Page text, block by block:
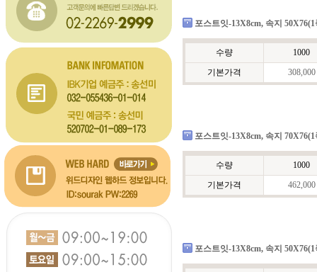
포스트잇-13X8cm, 속지
수량
1000
기본가격
308,000
포스트잇-13X8cm, 속지
수량
1000
기본가격
462,000
포스트잇-13X8cm, 속지